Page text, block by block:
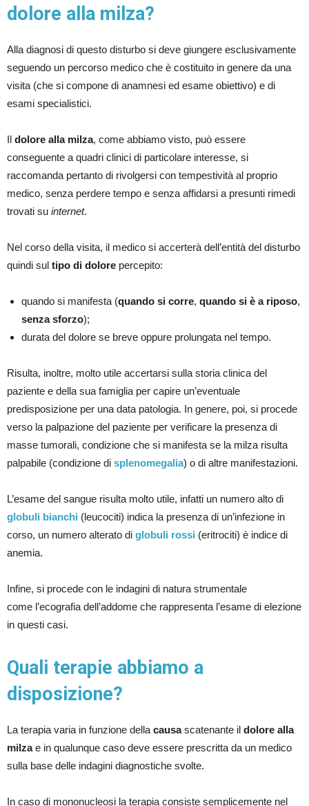
dolore alla milza?
Alla diagnosi di questo disturbo si deve giungere esclusivamente
seguendo un percorso medico che è costituito in genere da una
visita (che si compone di anamnesi ed esame obiettivo) e di
esami specialistici.
Il dolore alla milza, come abbiamo visto, può essere
conseguente a quadri clinici di particolare interesse, si
raccomanda pertanto di rivolgersi con tempestività al proprio
medico, senza perdere tempo e senza affidarsi a presunti rimedi
trovati su internet.
Nel corso della visita, il medico si accerterà dell’entità del disturbo
quindi sul tipo di dolore percepito:
quando si manifesta (quando si corre, quando si è a riposo,
senza sforzo);
durata del dolore se breve oppure prolungata nel tempo.
Risulta, inoltre, molto utile accertarsi sulla storia clinica del
paziente e della sua famiglia per capire un’eventuale
predisposizione per una data patologia. In genere, poi, si procede
verso la palpazione del paziente per verificare la presenza di
masse tumorali, condizione che si manifesta se la milza risulta
palpabile (condizione di splenomegalia) o di altre manifestazioni.
L’esame del sangue risulta molto utile, infatti un numero alto di
globuli bianchi (leucociti) indica la presenza di un’infezione in
corso, un numero alterato di globuli rossi (eritrociti) è indice di
anemia.
Infine, si procede con le indagini di natura strumentale
come l’ecografia dell’addome che rappresenta l’esame di elezione
in questi casi.
Quali terapie abbiamo a
disposizione?
La terapia varia in funzione della causascatenante il dolore alla
milzae in qualunque caso deve essere prescritta da un medico
sulla base delle indagini diagnostiche svolte.
In caso di mononucleosi la terapia consiste semplicemente nel